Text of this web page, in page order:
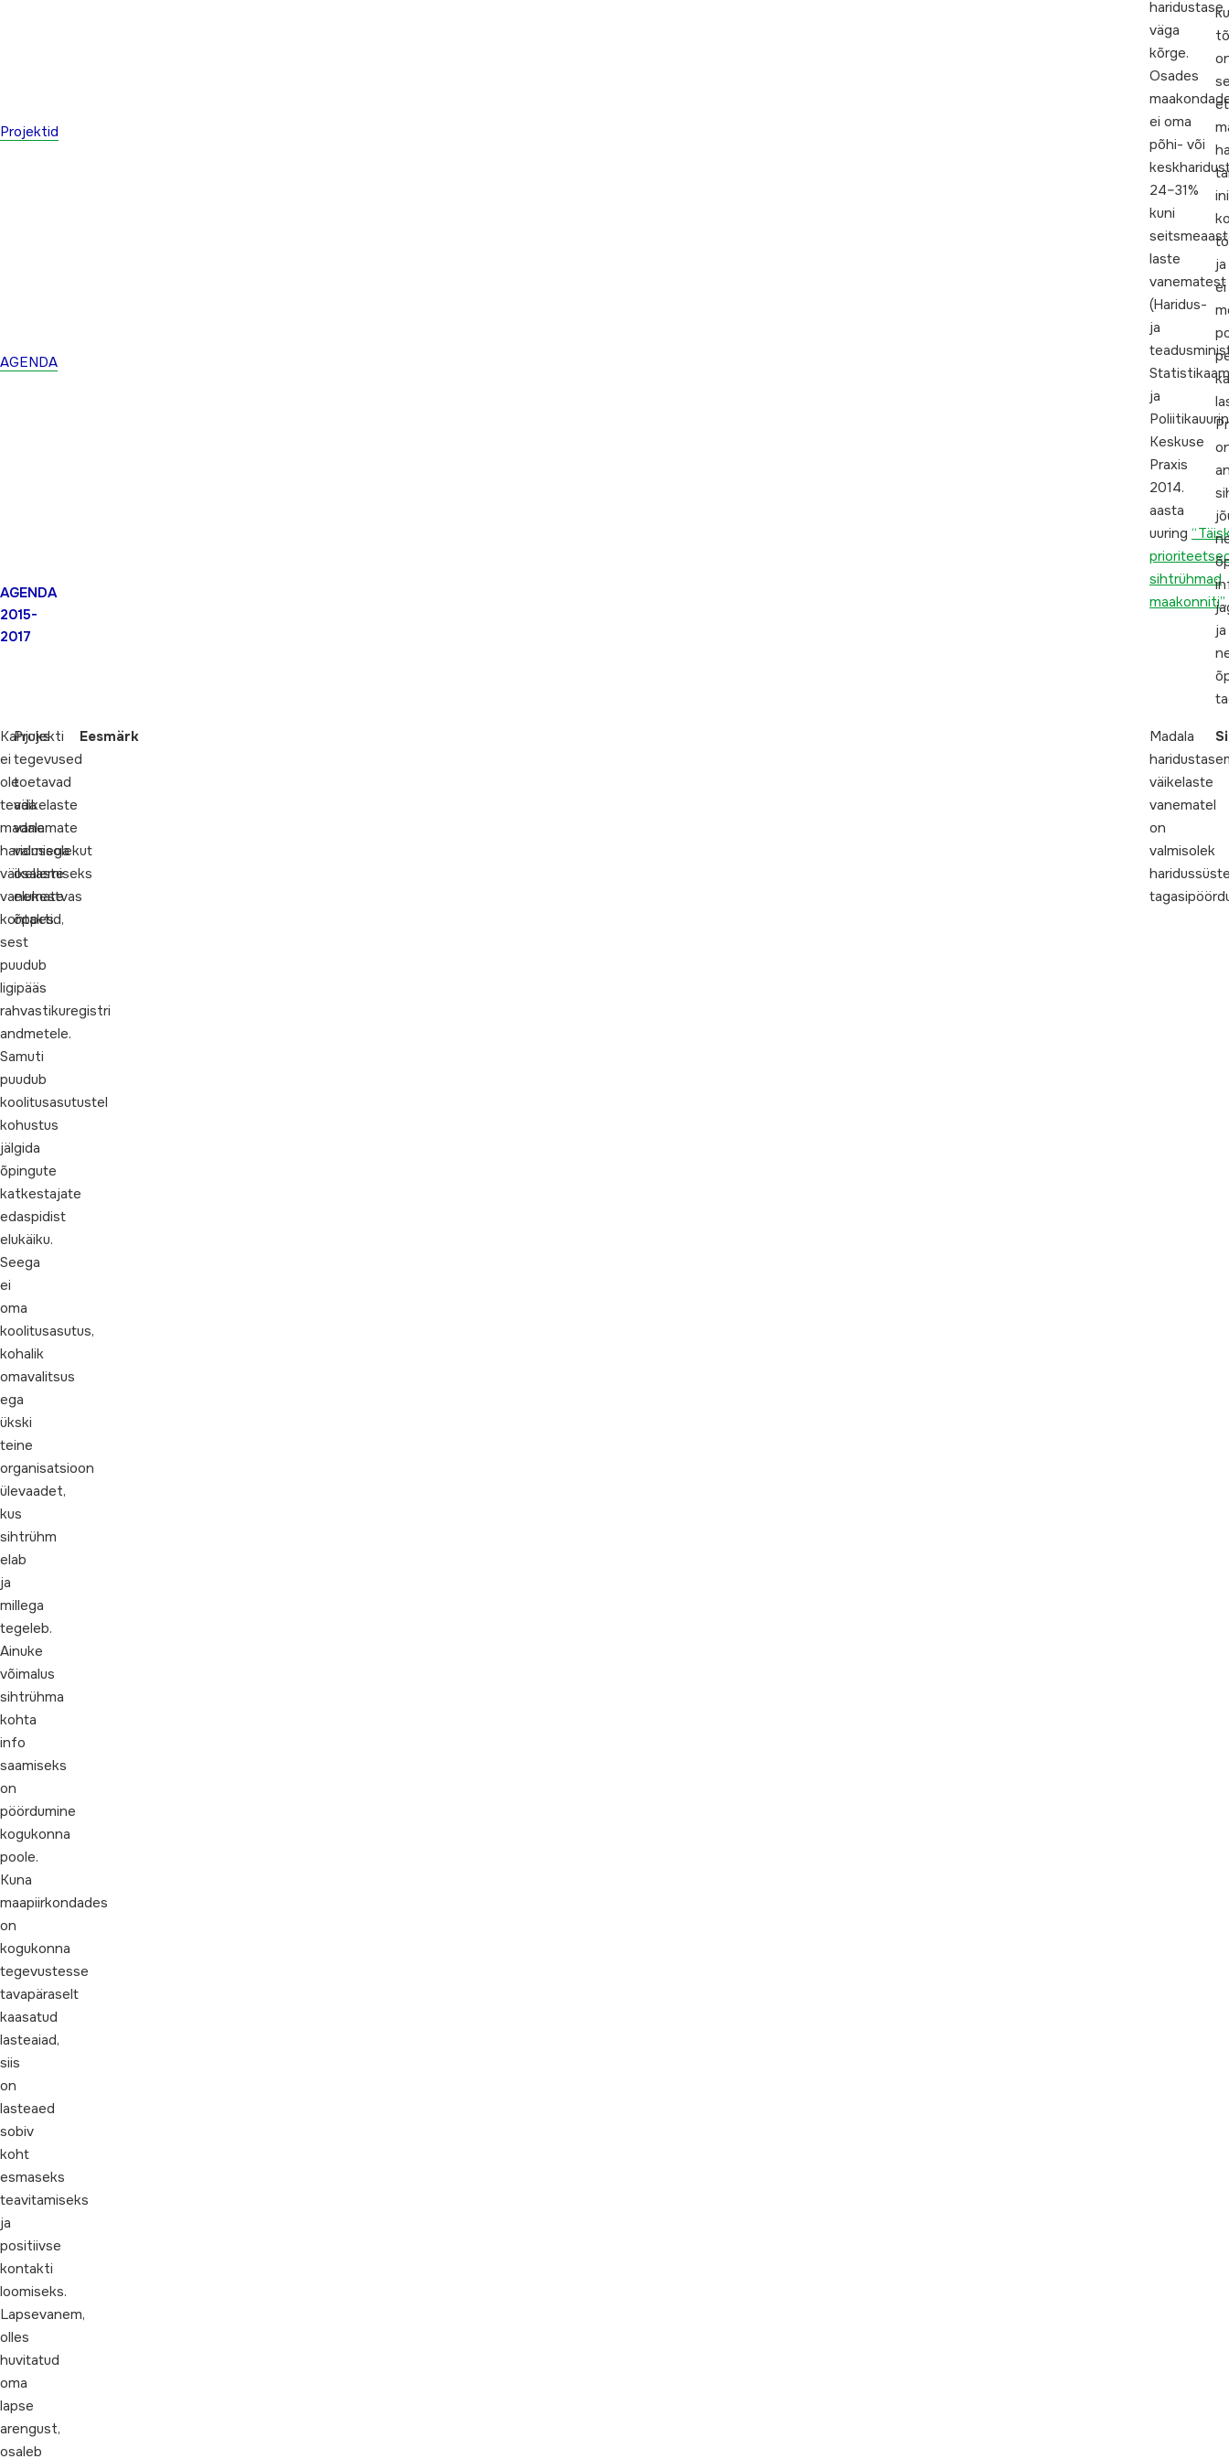
Projektid
AGENDA
AGENDA
2015-
2017
haridustase
väga
kõrge.
Osades
ei oma
põhi- või
24–31%
kuni
laste
vanematest
(Haridus-
ja
ja
Keskuse
Praxis
2014.
aasta
uuring
sihtrühmad
maakonniti”
et
ja
ei
ja
Kahjuks
ei
ole
teada
madala
haridusega
väikelaste
vanemate
kontaktid,
sest
puudub
ligipääs
rahvastikuregistri
andmetele.
Samuti
puudub
koolitusasutustel
kohustus
jälgida
õpingute
katkestajate
edaspidist
elukäiku.
Seega
ei
oma
koolitusasutus,
kohalik
omavalitsus
ega
ükski
teine
organisatsioon
ülevaadet,
kus
sihtrühm
elab
ja
millega
tegeleb.
Ainuke
võimalus
sihtrühma
kohta
info
saamiseks
on
pöördumine
kogukonna
poole.
Kuna
maapiirkondades
on
kogukonna
tegevustesse
tavapäraselt
kaasatud
lasteaiad,
siis
on
lasteaed
sobiv
koht
esmaseks
teavitamiseks
ja
positiivse
kontakti
loomiseks.
Lapsevanem,
olles
huvitatud
oma
lapse
arengust,
osaleb
Projekti
tegevused
toetavad
väikelaste
vanemate
valmisolekut
osalemiseks
elukestvas
õppes.
Eesmärk
Madala
väikelaste
vanematel
on
valmisolek